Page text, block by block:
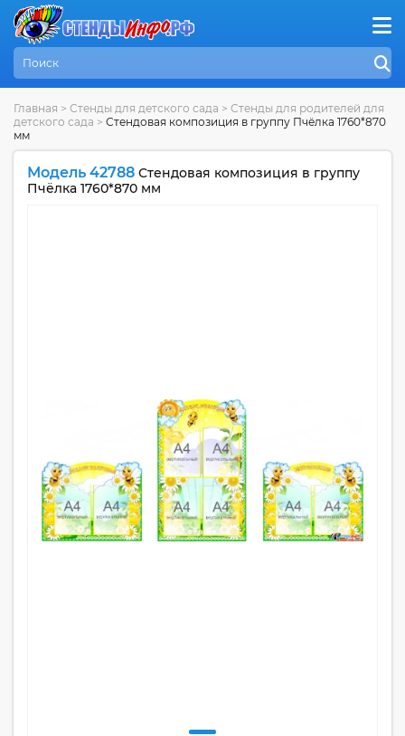
Главная > Стенды для детского сада > Стенды для родителей для
детского сада > Стендовая композиция в группу Пчёлка 1760*870
мм
Модель 42788 Стендовая композиция в группу
Пчёлка 1760*870 мм